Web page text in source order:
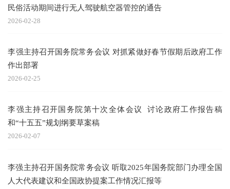
民俗活动期间进行无人驾驶航空器管控的通告
2026-02-28
李强主持召开国务院常务会议 对抓紧做好春节假期后政府工作
作出部署
2026-02-25
李强主持召开国务院第十次全体会议 讨论政府工作报告稿
和“十五五”规划纲要草案稿
2026-02-07
李强主持召开国务院常务会议 听取2025年国务院部门办理全国
人大代表建议和全国政协提案工作情况汇报等